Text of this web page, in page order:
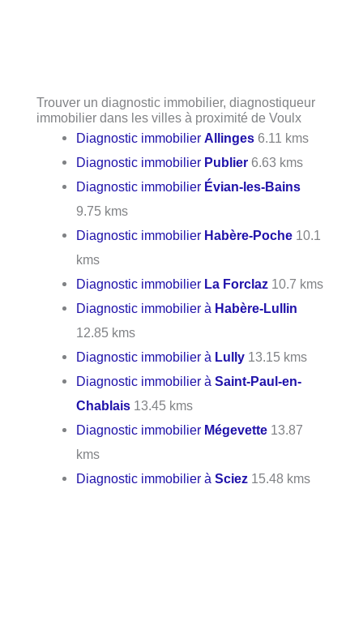
Trouver un diagnostic immobilier, diagnostiqueur
immobilier dans les villes à proximité de Voulx
Diagnostic immobilierAllinges 6.11 kms
Diagnostic immobilier Publier 6.63 kms
Diagnostic immobilier Évian-les-Bains
9.75 kms
Diagnostic immobilier Habère-Poche 10.1
kms
Diagnostic immobilier La Forclaz 10.7 kms
Diagnostic immobilier à Habère-Lullin
12.85 kms
Diagnostic immobilier à Lully 13.15 kms
Diagnostic immobilier àSaint-Paul-en-
Chablais 13.45 kms
Diagnostic immobilier Mégevette 13.87
kms
Diagnostic immobilier àSciez 15.48 kms